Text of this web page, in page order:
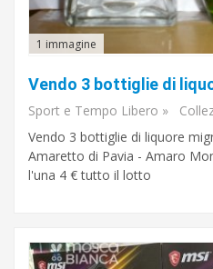
1 immagine
Vendo 3 bottiglie di
Sport e Tempo Libero »
Vendo 3 bottiglie di liquore
Amaretto di Pavia - Amaro
l'una 4 € tutto il lotto